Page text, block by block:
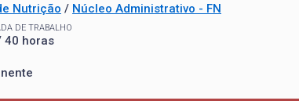
Nutrição / Núcleo Administrativo - FN
DE TRABALHO
40 horas